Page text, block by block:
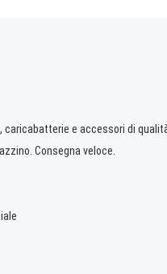
e accessori di
Consegna veloce.